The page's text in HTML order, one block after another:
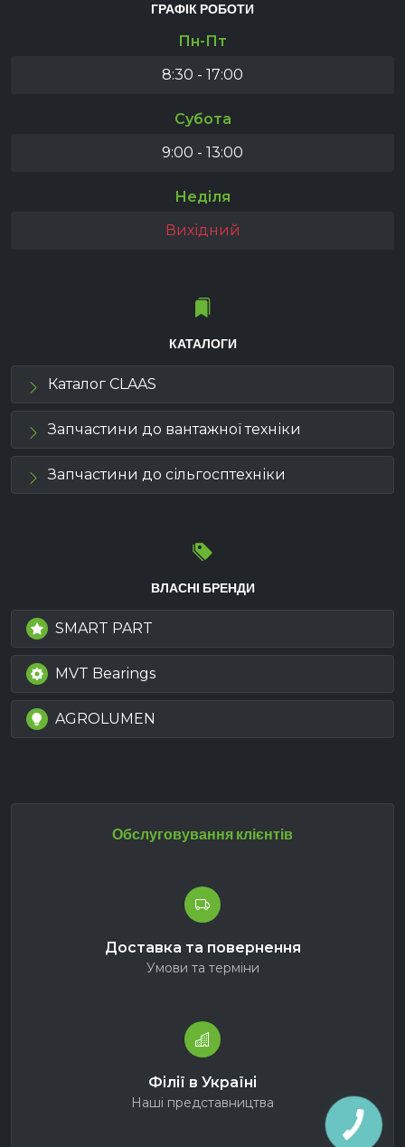
ГРАФІК РОБОТИ
Пн-Пт
8:30 - 17:00
Субота
9:00 - 13:00
Неділя
Вихідний
КАТАЛОГИ
Каталог CLAAS
Запчастини до вантажної техніки
Запчастини до сільгосптехніки
ВЛАСНІ БРЕНДИ
SMART PART
MVT Bearings
AGROLUMEN
Обслуговування клієнтів
Доставка та повернення
Умови та терміни
Філії в Україні
Наші представництва